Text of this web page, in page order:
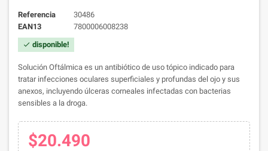
Referencia
30486
EAN13
7800006008238
check disponible!
Solución Oftálmica es un antibiótico de uso tópico indicado para
tratar infecciones oculares superficiales y profundas del ojo y sus
anexos, incluyendo úlceras corneales infectadas con bacterias
sensibles a la droga.
$20.490